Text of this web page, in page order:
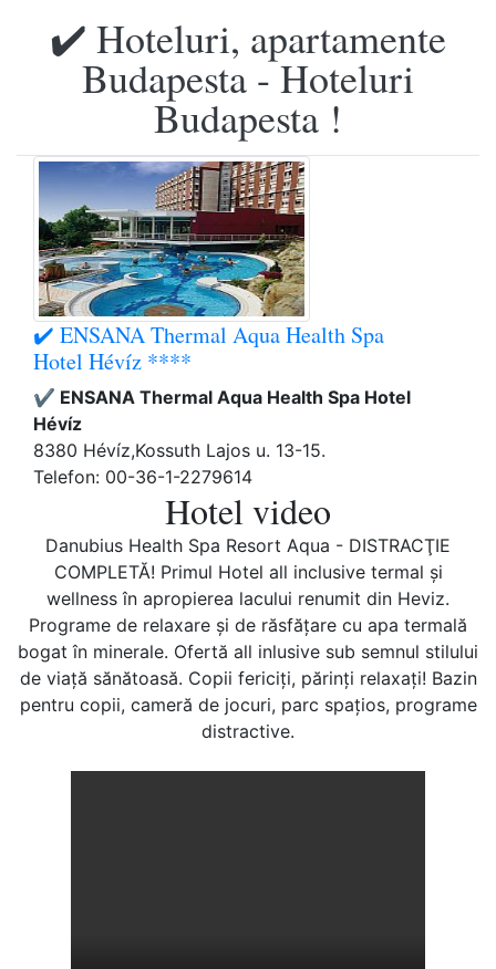
✔️ Hoteluri, apartamente
Budapesta - Hoteluri
Budapesta !
✔️ ENSANA Thermal Aqua Health Spa
Hotel Hévíz ****
✔️ ENSANA Thermal Aqua Health Spa Hotel
Hévíz
8380 Hévíz,Kossuth Lajos u. 13-15.
Telefon: 00-36-1-2279614
Hotel video
Danubius Health Spa Resort Aqua - DISTRACŢIE
COMPLETĂ! Primul Hotel all inclusive termal şi
wellness în apropierea lacului renumit din Heviz.
Programe de relaxare şi de răsfăţare cu apa termală
bogat în minerale. Ofertă all inlusive sub semnul stilului
de viaţă sănătoasă. Copii fericiţi, părinţi relaxaţi! Bazin
pentru copii, cameră de jocuri, parc spaţios, programe
distractive.